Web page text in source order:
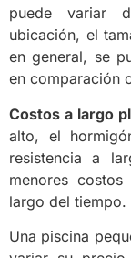
puede variar
ubicación, el
en general, se
en comparación
Costos a largo
alto, el
resistencia a
menores
largo del tiempo.
Una piscina